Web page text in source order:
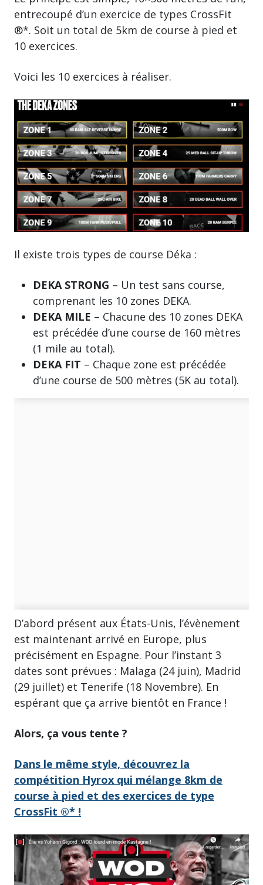
entrecoupé d’un exercice de types CrossFit
®*. Soit un total de 5km de course à pied et
10 exercices.
Voici les 10 exercices à réaliser.
Il existe trois types de course Déka :
DEKA STRONG – Un test sans course,
comprenant les 10 zones DEKA.
DEKA MILE – Chacune des 10 zones DEKA
est précédée d’une course de 160 mètres
(1 mile au total).
DEKA FIT – Chaque zone est précédée
d’une course de 500 mètres (5K au total).
D’abord présent aux États-Unis, l’évènement
est maintenant arrivé en Europe, plus
précisément en Espagne. Pour l’instant 3
dates sont prévues : Malaga (24 juin), Madrid
(29 juillet) et Tenerife (18 Novembre). En
espérant que ça arrive bientôt en France !
Alors, ça vous tente ?
Dans le même style, découvrez la
compétition Hyrox qui mélange 8km de
course à pied et des exercices de type
CrossFit ®* !